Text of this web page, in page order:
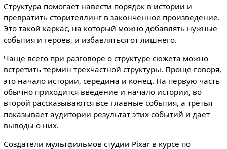
Структура помогает навести порядок в истории и
превратить сторителлинг в законченное произведение.
Это такой каркас, на который можно добавлять нужные
события и героев, и избавляться от лишнего.
Чаще всего при разговоре о структуре сюжета можно
встретить термин трехчастной структуры. Проще говоря,
это начало истории, середина и конец. На первую часть
обычно приходится введение и начало истории, во
второй рассказываются все главные события, а третья
показывает аудитории результат этих событий и дает
выводы о них.
Создатели мультфильмов студии Pixar в курсе по